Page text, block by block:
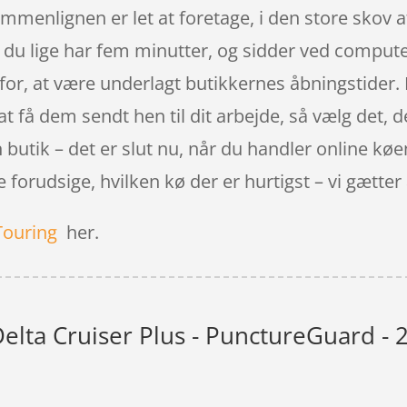
er let at foretage, i den store skov
lige har fem minutter, og sidder ved
at være underlagt butikkernes
få dem sendt hen til dit arbejde, så vælg det,
– det er slut nu, når du handler online
forudsige, hvilken kø der er hurtigst – vi
her.
Cruiser Plus - PunctureGuard -